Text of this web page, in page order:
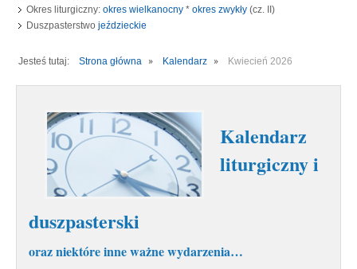
Okres liturgiczny: okres wielkanocny * okres zwykły (cz. II)
Duszpasterstwo jeździeckie
Jesteś tutaj: Strona główna Kalendarz Kwiecień 2026
Kalendarz
liturgiczny i
duszpasterski
oraz niektóre inne ważne wydarzenia…